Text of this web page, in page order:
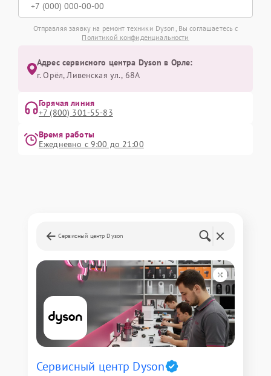
Отправляя заявку на ремонт техники Dyson, Вы соглашаетесь с
Политикой конфиденциальности
Адрес сервисного центра Dyson в Орле:
г. Орёл, Ливенская ул., 68А
Горячая линия
+7 (800) 301-55-83
Время работы
Ежедневно с 9:00 до 21:00
Сервисный центр Dyson
Сервисный центр Dyson